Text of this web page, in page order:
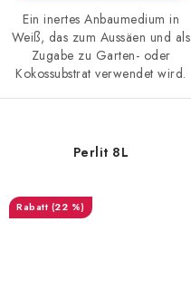
Ein inertes Anbaumedium in
Weiß, das zum Aussäen und als
Zugabe zu Garten- oder
Kokossubstrat verwendet wird.
Perlit 8L
(22 %)